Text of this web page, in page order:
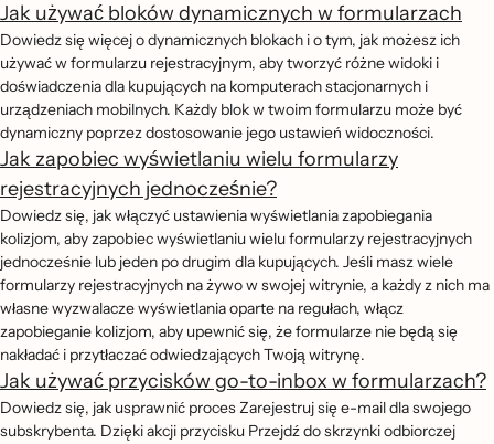
Jak używać bloków dynamicznych w formularzach
Dowiedz się więcej o dynamicznych blokach i o tym, jak możesz ich
używać w formularzu rejestracyjnym, aby tworzyć różne widoki i
doświadczenia dla kupujących na komputerach stacjonarnych i
urządzeniach mobilnych. Każdy blok w twoim formularzu może być
dynamiczny poprzez dostosowanie jego ustawień widoczności.
Jak zapobiec wyświetlaniu wielu formularzy
rejestracyjnych jednocześnie?
Dowiedz się, jak włączyć ustawienia wyświetlania zapobiegania
kolizjom, aby zapobiec wyświetlaniu wielu formularzy rejestracyjnych
jednocześnie lub jeden po drugim dla kupujących. Jeśli masz wiele
formularzy rejestracyjnych na żywo w swojej witrynie, a każdy z nich ma
własne wyzwalacze wyświetlania oparte na regułach, włącz
zapobieganie kolizjom, aby upewnić się, że formularze nie będą się
nakładać i przytłaczać odwiedzających Twoją witrynę.
Jak używać przycisków go-to-inbox w formularzach?
Dowiedz się, jak usprawnić proces Zarejestruj się e-mail dla swojego
subskrybenta. Dzięki akcji przycisku Przejdź do skrzynki odbiorczej